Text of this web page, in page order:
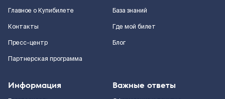
Главное о Купибилете
Контакты
Пресс-центр
Партнерская программа
База знаний
Где мой билет
Блог
Информация Важные ответы